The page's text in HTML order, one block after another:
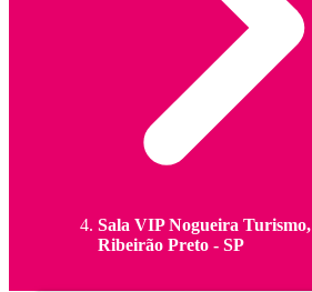
Sala VIP Nogueira Turismo,
Ribeirão Preto - SP